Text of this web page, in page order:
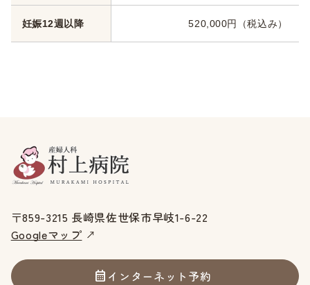
妊娠12週以降 520,000円（税込み）
〒859-3215 長崎県佐世保市早岐1-6-22
Googleマップ
インターネット予約